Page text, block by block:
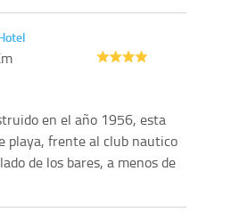
en el año 1956, esta
playa, frente al club nautico
de los bares, a menos de